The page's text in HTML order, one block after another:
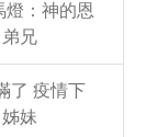
：神的恩
兄
了 疫情下
妹